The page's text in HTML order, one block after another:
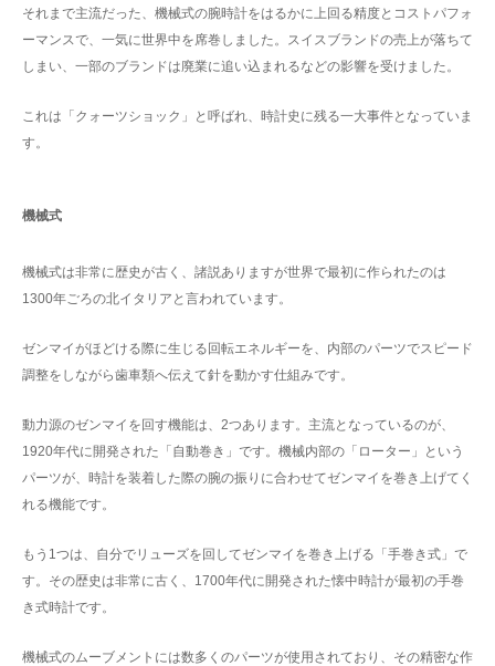
それまで主流だった、機械式の腕時計をはるかに上回る精度とコストパフォ
ーマンスで、一気に世界中を席巻しました。スイスブランドの売上が落ちて
しまい、一部のブランドは廃業に追い込まれるなどの影響を受けました。
これは「クォーツショック」と呼ばれ、時計史に残る一大事件となっていま
す。
機械式
機械式は非常に歴史が古く、諸説ありますが世界で最初に作られたのは
1300年ごろの北イタリアと言われています。
ゼンマイがほどける際に生じる回転エネルギーを、内部のパーツでスピード
調整をしながら歯車類へ伝えて針を動かす仕組みです。
動力源のゼンマイを回す機能は、2つあります。主流となっているのが、
1920年代に開発された「自動巻き」です。機械内部の「ローター」という
パーツが、時計を装着した際の腕の振りに合わせてゼンマイを巻き上げてく
れる機能です。
もう1つは、自分でリューズを回してゼンマイを巻き上げる「手巻き式」で
す。その歴史は非常に古く、1700年代に開発された懐中時計が最初の手巻
き式時計です。
機械式のムーブメントには数多くのパーツが使用されており、その精密な作